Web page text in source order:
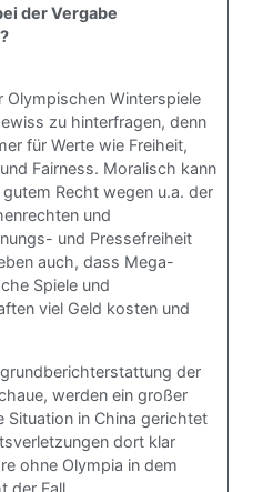
der Vergabe
Olympischen Winterspiele
zu hinterfragen, denn
für Werte wie Freiheit,
Fairness. Moralisch kann
Recht wegen u.a. der
und
und Pressefreiheit
auch, dass Mega-
Spiele und
viel Geld kosten und
der
werden ein großer
Situation in China gerichtet
dort klar
ohne Olympia in dem
der Fall.